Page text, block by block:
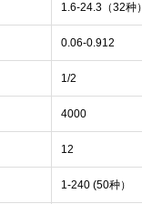
1.6-24.3（32种）
0.06-0.912
1/2
4000
12
1-240 (50种）